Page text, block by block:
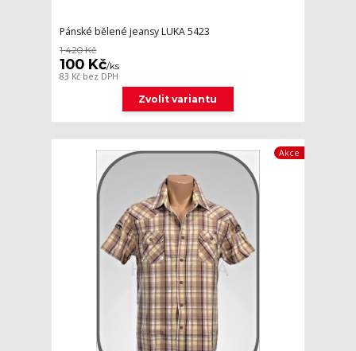
Pánské bělené jeansy LUKA 5423
1 420 Kč
100 Kč/ks
83 Kč bez DPH
Zvolit variantu
Akce